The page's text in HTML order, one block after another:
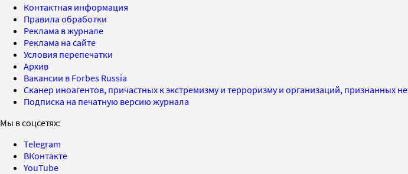
Контактная информация
Правила обработки
Реклама в журнале
Реклама на сайте
Условия перепечатки
Архив
Вакансии в Forbes Russia
Сканер иноагентов, причастных к экстремизму и терроризму и организаций, признанных
Подписка на печатную версию журнала
Мы в соцсетях:
Telegram
ВКонтакте
YouTube